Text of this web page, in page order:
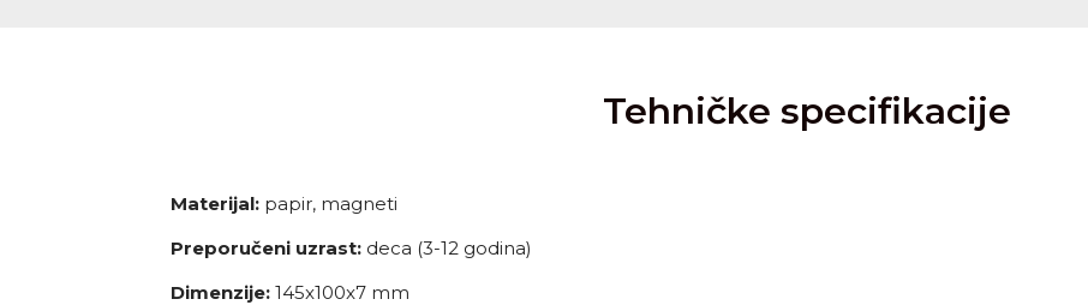
Tehničke specifikacije
Materijal: papir, magneti
Preporučeni uzrast: deca (3-12 godina)
Dimenzije: 145x100x7 mm